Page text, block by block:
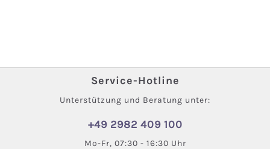
Service-Hotline
Unterstützung und Beratung unter:
+49 2982 409 100
Mo-Fr, 07:30 - 16:30 Uhr